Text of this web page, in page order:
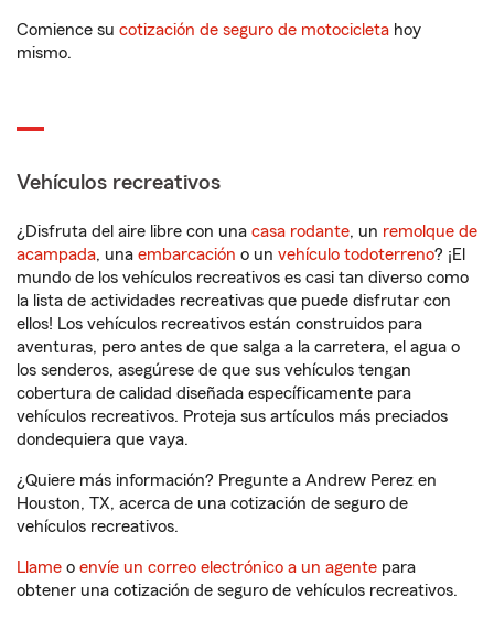
Comience su cotización de seguro de motocicleta hoy
mismo.
Vehículos recreativos
¿Disfruta del aire libre con una casa rodante, un remolque de
acampada, una embarcación o un vehículo todoterreno? ¡El
mundo de los vehículos recreativos es casi tan diverso como
la lista de actividades recreativas que puede disfrutar con
ellos! Los vehículos recreativos están construidos para
aventuras, pero antes de que salga a la carretera, el agua o
los senderos, asegúrese de que sus vehículos tengan
cobertura de calidad diseñada específicamente para
vehículos recreativos. Proteja sus artículos más preciados
dondequiera que vaya.
¿Quiere más información? Pregunte a Andrew Perez en
Houston, TX, acerca de una cotización de seguro de
vehículos recreativos.
Llame o envíe un correo electrónico a un agente para
obtener una cotización de seguro de vehículos recreativos.